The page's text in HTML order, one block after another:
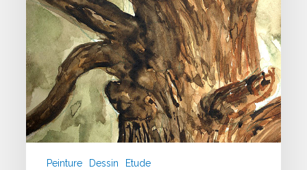
Peinture Dessin Etude